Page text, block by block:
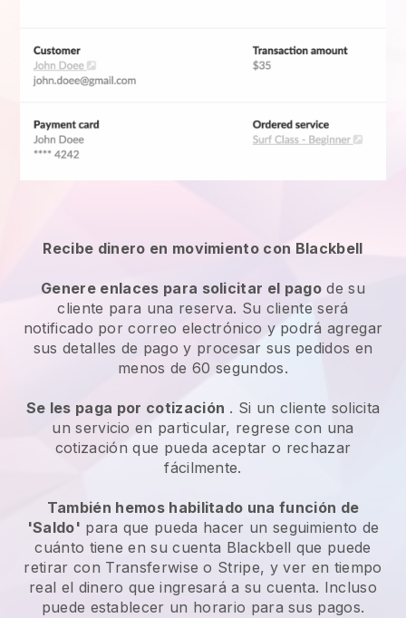
Recibe dinero en movimiento con Blackbell
Genere enlaces para solicitar el pagode su
cliente para una reserva. Su cliente será
notificado por correo electrónico y podrá agregar
sus detalles de pago y procesar sus pedidos en
menos de 60 segundos.
Se les paga por cotización . Si un cliente solicita
un servicio en particular, regrese con una
cotización que pueda aceptar o rechazar
fácilmente.
También hemos habilitado una función de
'Saldo' para que pueda hacer un seguimiento de
cuánto tiene en su cuenta Blackbell que puede
retirar con Transferwise o Stripe, y ver en tiempo
real el dinero que ingresará a su cuenta. Incluso
puede establecer un horario para sus pagos.